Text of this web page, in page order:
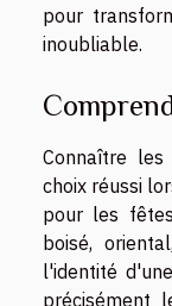
pour
inoubliable.
Connaître
choix réussi
pour les
boisé,
l'identité
précisément